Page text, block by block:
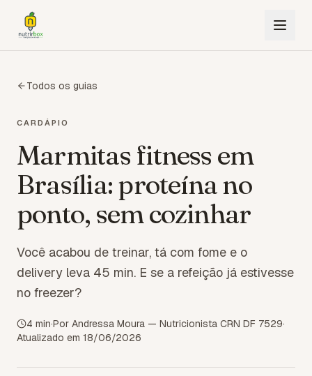
Todos os guias
CARDÁPIO
Marmitas fitness em
Brasília: proteína no
ponto, sem cozinhar
Você acabou de treinar, tá com fome e o
delivery leva 45 min. E se a refeição já estivesse
no freezer?
4 min·Por Andressa Moura — Nutricionista CRN DF 7529·
Atualizado em 18/06/2026